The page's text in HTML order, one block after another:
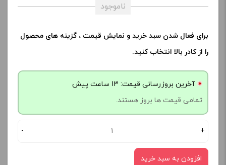
ناموجود
برای فعال شدن سبد خرید و نمایش قیمت ، گزینه های محصول
را از کادر بالا انتخاب کنید.
آخرین بروزرسانی قیمت: 13 ساعت پیش
تمامی قیمت ها بروز هستند.
- +
افزودن به سبد خرید